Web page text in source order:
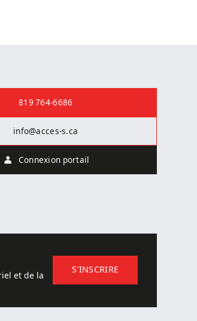
819 764-6686
info@acces-s.ca
Connexion portail
et de la
S’INSCRIRE